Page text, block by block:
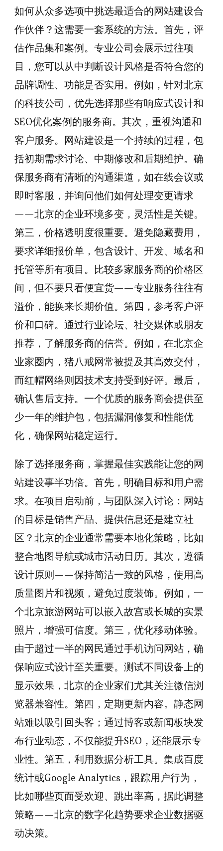
如何从众多选项中挑选最适合的网站建设合
作伙伴？这需要一套系统的方法。首先，评
估作品集和案例。专业公司会展示过往项
目，您可以从中判断设计风格是否符合您的
品牌调性、功能是否实用。例如，针对北京
的科技公司，优先选择那些有响应式设计和
SEO优化案例的服务商。其次，重视沟通和
客户服务。网站建设是一个持续的过程，包
括初期需求讨论、中期修改和后期维护。确
保服务商有清晰的沟通渠道，如在线会议或
即时客服，并询问他们如何处理变更请求
——北京的企业环境多变，灵活性是关键。
第三，价格透明度很重要。避免隐藏费用，
要求详细报价单，包含设计、开发、域名和
托管等所有项目。比较多家服务商的价格区
间，但不要只看便宜货——专业服务往往有
溢价，能换来长期价值。第四，参考客户评
价和口碑。通过行业论坛、社交媒体或朋友
推荐，了解服务商的信誉。例如，在北京企
业家圈内，猪八戒网常被提及其高效交付，
而红帽网络则因技术支持受到好评。最后，
确认售后支持。一个优质的服务商会提供至
少一年的维护包，包括漏洞修复和性能优
化，确保网站稳定运行。
除了选择服务商，掌握最佳实践能让您的网
站建设事半功倍。首先，明确目标和用户需
求。在项目启动前，与团队深入讨论：网站
的目标是销售产品、提供信息还是建立社
区？北京的企业通常需要本地化策略，比如
整合地图导航或城市活动日历。其次，遵循
设计原则——保持简洁一致的风格，使用高
质量图片和视频，避免过度装饰。例如，一
个北京旅游网站可以嵌入故宫或长城的实景
照片，增强可信度。第三，优化移动体验。
由于超过一半的网民通过手机访问网站，确
保响应式设计至关重要。测试不同设备上的
显示效果，北京的企业家们尤其关注微信浏
览器兼容性。第四，定期更新内容。静态网
站难以吸引回头客；通过博客或新闻板块发
布行业动态，不仅能提升SEO，还能展示专
业性。第五，利用数据分析工具。集成百度
统计或Google Analytics，跟踪用户行为，
比如哪些页面受欢迎、跳出率高，据此调整
策略——北京的数字化趋势要求企业数据驱
动决策。